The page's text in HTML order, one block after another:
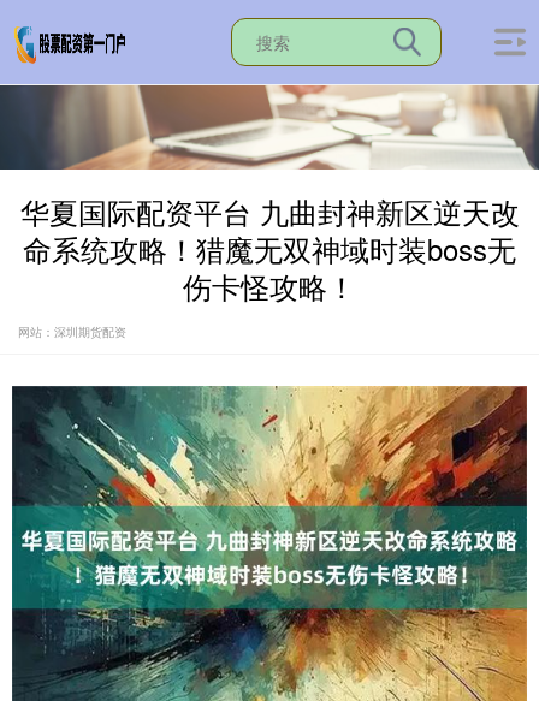
华夏国际配资平台 九曲封神新区逆天改
命系统攻略！猎魔无双神域时装boss无
伤卡怪攻略！
网站：深圳期货配资